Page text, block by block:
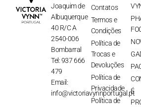
Joaquim de
Albuquerque
40 R/C A
2540-006
Bombarral
Tel: 937 666
479
Email:
info@victoriavynnportugal.pt
Contatos
Termos e
Condições
Política de
Trocas e
Devoluções
Política de
Privacidade
Política de
É